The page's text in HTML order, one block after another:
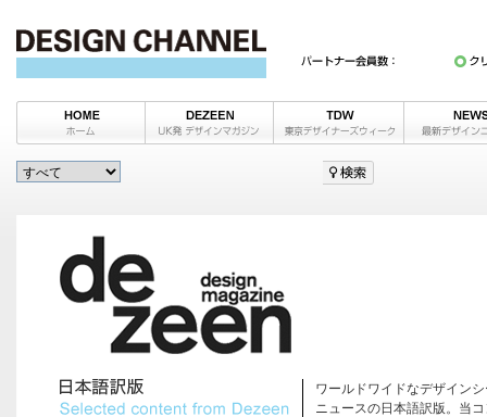
ワールドワイドなデザイン
ニュースの日本語訳版。当